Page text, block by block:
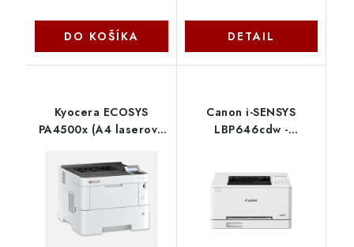
DO KOŠÍKA DETAIL
Kyocera ECOSYS
PA4500x (A4 laserová
LAN, 45 ppm)
110C0Y3NL0
Canon i-SENSYS
LBP646cdw -